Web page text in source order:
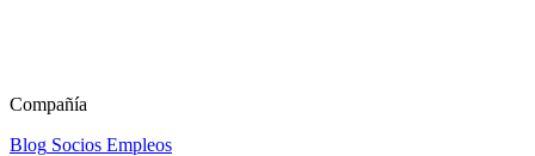
Compañía
Blog Socios Empleos